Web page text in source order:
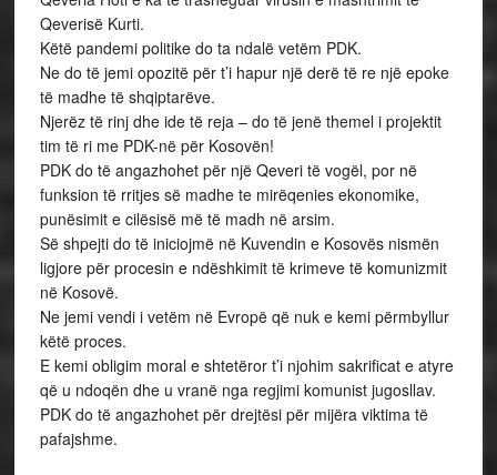
Qeverisë Kurti.
Këtë pandemi politike do ta ndalë vetëm PDK.
Ne do të jemi opozitë për t’i hapur një derë të re një epoke
të madhe të shqiptarëve.
Njerëz të rinj dhe ide të reja – do të jenë themel i projektit
tim të ri me PDK-në për Kosovën!
PDK do të angazhohet për një Qeveri të vogël, por në
funksion të rritjes së madhe te mirëqenies ekonomike,
punësimit e cilësisë më të madh në arsim.
Së shpejti do të iniciojmë në Kuvendin e Kosovës nismën
ligjore për procesin e ndëshkimit të krimeve të komunizmit
në Kosovë.
Ne jemi vendi i vetëm në Evropë që nuk e kemi përmbyllur
këtë proces.
E kemi obligim moral e shtetëror t’i njohim sakrificat e atyre
që u ndoqën dhe u vranë nga regjimi komunist jugosllav.
PDK do të angazhohet për drejtësi për mijëra viktima të
pafajshme.